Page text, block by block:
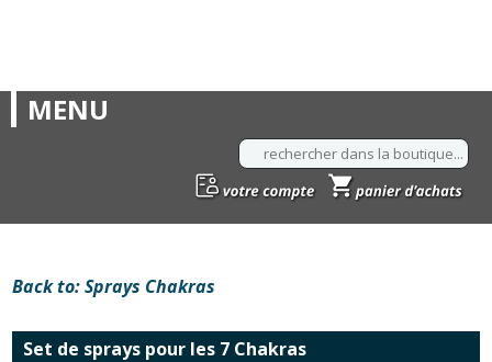
MENU
Back to: Sprays Chakras
Set de sprays pour les 7 Chakras